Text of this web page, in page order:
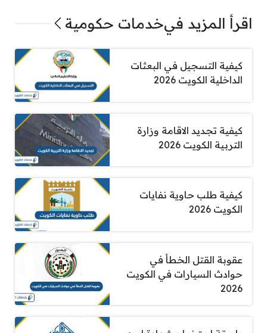
اقرأ المزيد فيخدمات حكومية
كيفية التسجيل في البعثات
الداخلية الكويت 2026
كيفية تجديد الاقامة وزارة
التربية الكويت 2026
كيفية طلب حاوية نفايات
الكويت 2026
عقوبة القتل الخطأ في
حوادث السيارات في الكويت
2026